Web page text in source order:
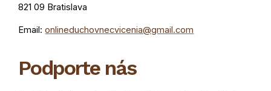
821 09 Bratislava
Email:onlineduchovnecvicenia@gmail.com
Podporte nás